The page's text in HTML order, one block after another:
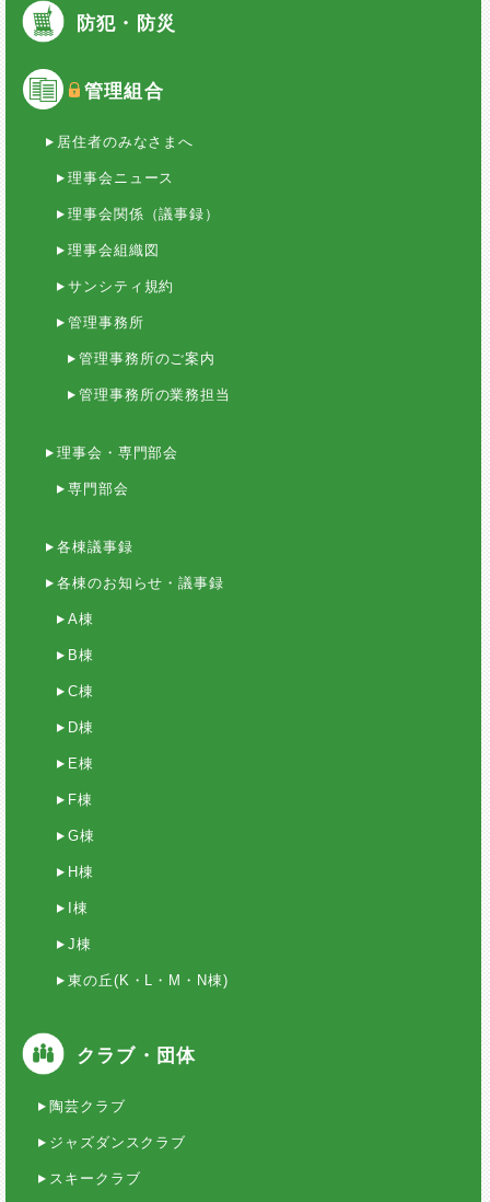
防犯・防災
管理組合
居住者のみなさまへ
理事会ニュース
理事会関係（議事録）
理事会組織図
サンシティ規約
管理事務所
管理事務所のご案内
管理事務所の業務担当
理事会・専門部会
専門部会
各棟議事録
各棟のお知らせ・議事録
A棟
B棟
C棟
D棟
E棟
F棟
G棟
H棟
I棟
J棟
東の丘(K・L・M・N棟)
クラブ・団体
陶芸クラブ
ジャズダンスクラブ
スキークラブ